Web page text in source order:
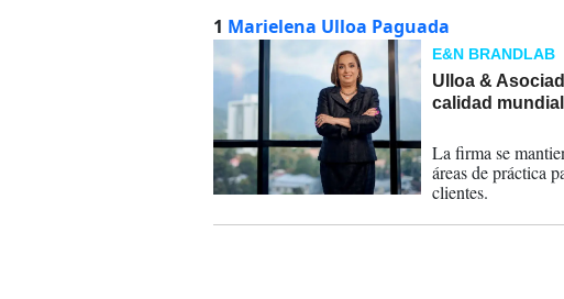
1 Marielena Ulloa Paguada
E&N BRANDLAB
Ulloa &
calidad mundial
La firma se
áreas de práctica
clientes.